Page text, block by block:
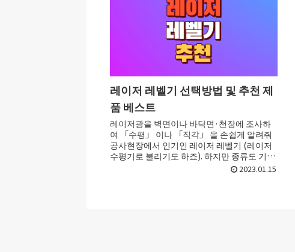
레이저 레벨기 선택방법 및 추천 제
품 베스트
레이저광을 벽면이나 바닥면·천장에 조사하
여 「수평」 이나 「직각」 을 손쉽게 알려줘
공사현장에서 인기인 레이저 레벨기 (레이저
수평기로 불리기도 하죠). 하지만 종류도 기능
로 많아서 어떤 레이저 레벨기를 골라야 할지...
2023.01.15